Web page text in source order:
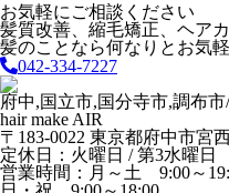
お気軽にご相談ください
髪質改善、縮毛矯正、ヘア
髪のことなら何なりとお気
042-334-7227
府中,国立市,国分寺市,調布
hair make AIR
〒183-0022 東京都府中市宮
定休日：火曜日 / 第3水曜日
営業時間：月～土 9:00～